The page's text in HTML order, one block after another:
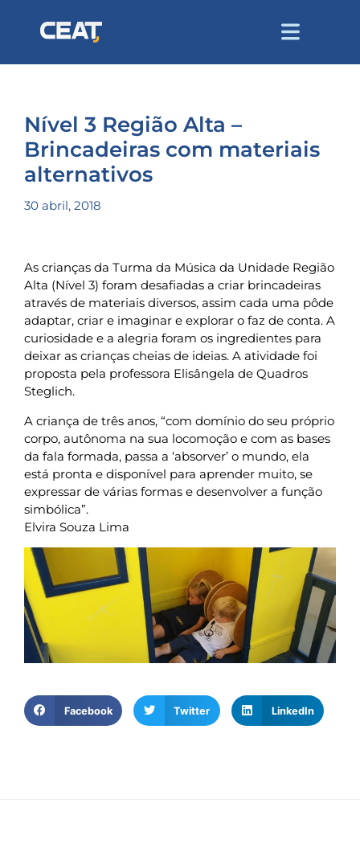
Nível 3 Região Alta –
Brincadeiras com materiais
alternativos
30 abril, 2018
As crianças da Turma da Música da Unidade Região
Alta (Nível 3) foram desafiadas a criar brincadeiras
através de materiais diversos, assim cada uma pôde
adaptar, criar e imaginar e explorar o faz de conta. A
curiosidade e a alegria foram os ingredientes para
deixar as crianças cheias de ideias. A atividade foi
proposta pela professora Elisângela de Quadros
Steglich.
A criança de três anos, “com domínio do seu próprio
corpo, autônoma na sua locomoção e com as bases
da fala formada, passa a ‘absorver’ o mundo, ela
está pronta e disponível para aprender muito, se
expressar de várias formas e desenvolver a função
simbólica”.
Elvira Souza Lima
Facebook Twitter LinkedIn